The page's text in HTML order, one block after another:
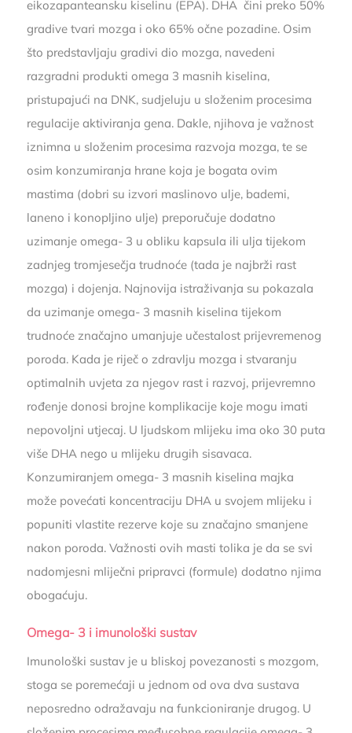
eikozapanteansku kiselinu (EPA). DHA čini preko 50%
gradive tvari mozga i oko 65% očne pozadine. Osim
što predstavljaju gradivi dio mozga, navedeni
razgradni produkti omega 3 masnih kiselina,
pristupajući na DNK, sudjeluju u složenim procesima
regulacije aktiviranja gena. Dakle, njihova je važnost
iznimna u složenim procesima razvoja mozga, te se
osim konzumiranja hrane koja je bogata ovim
mastima (dobri su izvori maslinovo ulje, bademi,
laneno i konopljino ulje) preporučuje dodatno
uzimanje omega- 3 u obliku kapsula ili ulja tijekom
zadnjeg tromjesečja trudnoće (tada je najbrži rast
mozga) i dojenja. Najnovija istraživanja su pokazala
da uzimanje omega- 3 masnih kiselina tijekom
trudnoće značajno umanjuje učestalost prijevremenog
poroda. Kada je riječ o zdravlju mozga i stvaranju
optimalnih uvjeta za njegov rast i razvoj, prijevremno
rođenje donosi brojne komplikacije koje mogu imati
nepovoljni utjecaj. U ljudskom mlijeku ima oko 30 puta
više DHA nego u mlijeku drugih sisavaca.
Konzumiranjem omega- 3 masnih kiselina majka
može povećati koncentraciju DHA u svojem mlijeku i
popuniti vlastite rezerve koje su značajno smanjene
nakon poroda. Važnosti ovih masti tolika je da se svi
nadomjesni mliječni pripravci (formule) dodatno njima
obogaćuju.
Omega- 3 i imunološki sustav
Imunološki sustav je u bliskoj povezanosti s mozgom,
stoga se poremećaji u jednom od ova dva sustava
neposredno odražavaju na funkcioniranje drugog. U